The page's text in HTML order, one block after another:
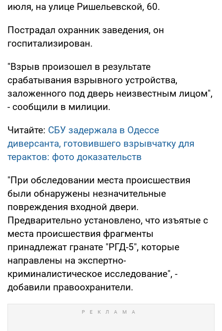
июля, на улице Ришельевской, 60.
Пострадал охранник заведения, он
госпитализирован.
"Взрыв произошел в результате
срабатывания взрывного устройства,
заложенного под дверь неизвестным лицом",
- сообщили в милиции.
Читайте: СБУ задержала в Одессе
диверсанта, готовившего взрывчатку для
терактов: фото доказательств
"При обследовании места происшествия
были обнаружены незначительные
повреждения входной двери.
Предварительно установлено, что изъятые с
места происшествия фрагменты
принадлежат гранате "РГД-5", которые
направлены на экспертно-
криминалистическое исследование", -
добавили правоохранители.